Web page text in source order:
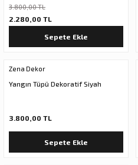
2.280,00 TL
3.800,00 TL
Sepete Ekle
Zena Dekor
Yangın Tüpü Dekoratif Siyah
3.800,00 TL
Sepete Ekle